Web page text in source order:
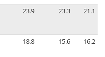
23.9 23.3 21.1
18.8 15.6 16.2